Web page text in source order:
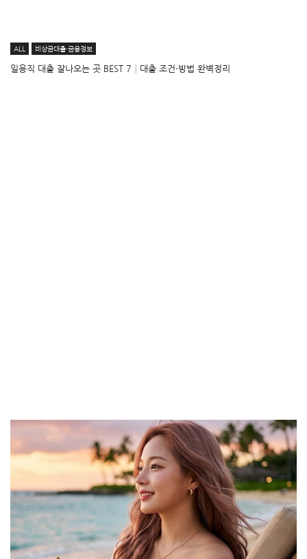
ALL 비상금대출·금융정보
일용직 대출 잘나오는 곳 BEST 7│대출 조건·방법 완벽정리